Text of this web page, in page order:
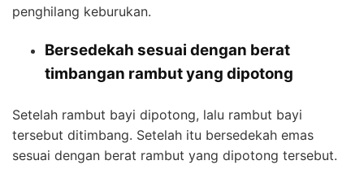
penghilang keburukan.
Bersedekah sesuai dengan berat
timbangan rambut yang dipotong
Setelah rambut bayi dipotong, lalu rambut bayi
tersebut ditimbang. Setelah itu bersedekah emas
sesuai dengan berat rambut yang dipotong tersebut.